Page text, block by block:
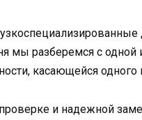
мы разберемся с одной
касающейся
и надежной